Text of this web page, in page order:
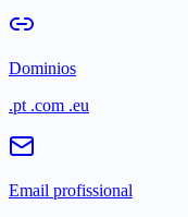
Dominios
.pt .com .eu
Email profissional